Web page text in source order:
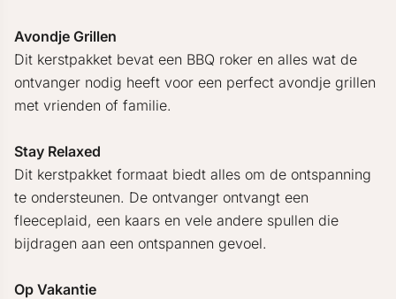
Avondje Grillen
Dit kerstpakket bevat een BBQ roker en alles wat de
ontvanger nodig heeft voor een perfect avondje grillen
met vrienden of familie.
Stay Relaxed
Dit kerstpakket formaat biedt alles om de ontspanning
te ondersteunen. De ontvanger ontvangt een
fleeceplaid, een kaars en vele andere spullen die
bijdragen aan een ontspannen gevoel.
Op Vakantie